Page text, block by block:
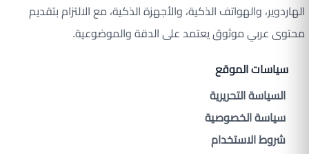
الهاردوير، والهواتف الذكية، والأجهزة الذكية، مع الالتزام بتقديم
محتوى عربي موثوق يعتمد على الدقة والموضوعية.
سياسات الموقع
السياسة التحريرية
سياسة الخصوصية
شروط الاستخدام